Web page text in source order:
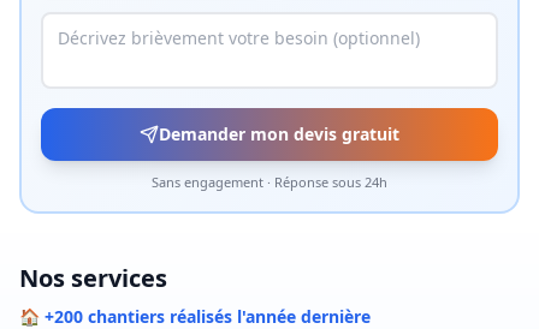
Demander mon devis gratuit
Sans engagement · Réponse sous 24h
Nos services
🏠 +200 chantiers réalisés l'année dernière